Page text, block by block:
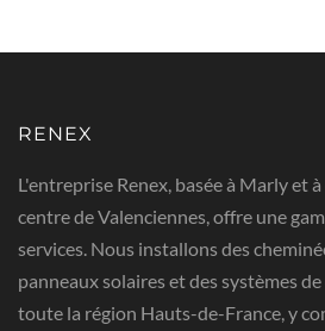
RENEX
L'entreprise Renex, basée à Marly et
centre de Valenciennes, offre une
services. Nous installons des
panneaux solaires et des systèmes
toute la région Hauts-de-France, y